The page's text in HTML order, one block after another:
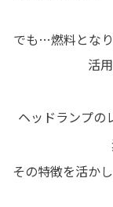
でも…燃料とな
活
ヘッドランプの
その特徴を活か